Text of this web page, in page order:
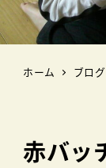
ホーム ブログ
赤バッ